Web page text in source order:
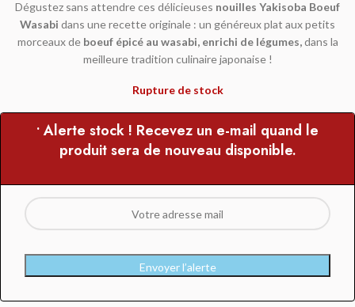
Dégustez sans attendre ces délicieuses nouilles Yakisoba Boeuf
Wasabi dans une recette originale : un généreux plat aux petits
morceaux de boeuf épicé au wasabi, enrichi de légumes,dans la
meilleure tradition culinaire japonaise !
Rupture de stock
• Alerte stock ! Recevez un e-mail quand le
produit sera de nouveau disponible.
Envoyer l’alerte